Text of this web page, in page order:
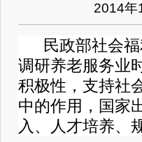
2014
民政部社会福
调研养老服务业
积极性，支持社
中的作用，国家
入、人才培养、